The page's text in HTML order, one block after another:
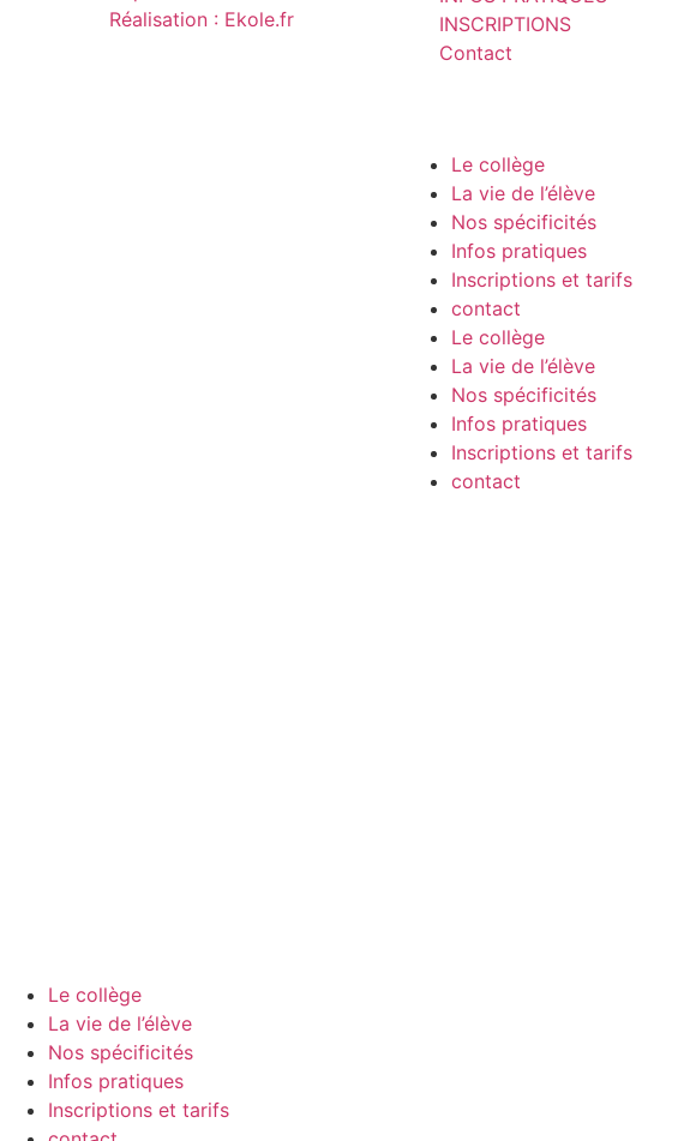
Réalisation : Ekole.fr
INSCRIPTIONS
Contact
Le collège
La vie de l’élève
Nos spécificités
Infos pratiques
Inscriptions et tarifs
contact
Le collège
La vie de l’élève
Nos spécificités
Infos pratiques
Inscriptions et tarifs
contact
Le collège
La vie de l’élève
Nos spécificités
Infos pratiques
Inscriptions et tarifs